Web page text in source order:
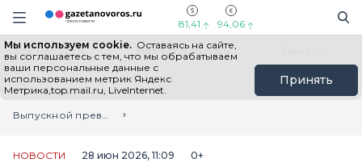
Информационный портал "ГазетаНоворос.ру"
Навигация сайта
81,41 94,06
Мы используем cookie. Оставаясь на сайте,
вы соглашаетесь с тем, что мы обрабатываем
ваши персональные данные с
использованием метрик Яндекс
Метрика,top.mail.ru, LiveInternet.
Принять
Все новости Новости России
Главная
Лента новостей
Выпускной превратился в кошмар 28 июня: дроны атаковали Славянск, город без света и газа
НОВОСТИ 28 июн 2026, 11:09 0+